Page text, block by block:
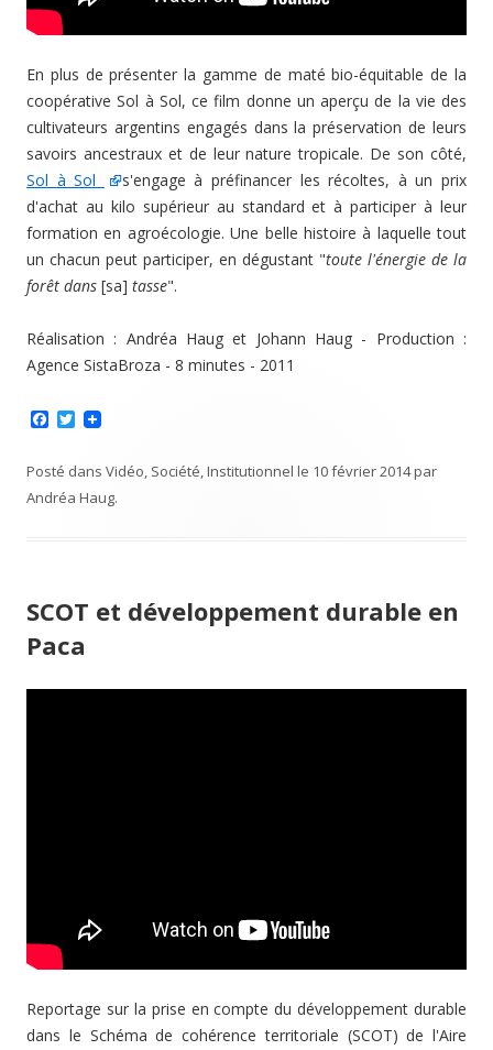
En plus de présenter la gamme de maté bio-équitable de la
coopérative Sol à Sol, ce film donne un aperçu de la vie des
cultivateurs argentins engagés dans la préservation de leurs
savoirs ancestraux et de leur nature tropicale. De son côté,
Sol à Sol
s'engage à préfinancer les récoltes, à un prix
d'achat au kilo supérieur au standard et à participer à leur
formation en agroécologie. Une belle histoire à laquelle tout
un chacun peut participer, en dégustant "toute l'énergie de la
forêt dans [sa] tasse".
Réalisation : Andréa Haug et Johann Haug - Production :
Agence SistaBroza - 8 minutes - 2011
a
e
b
o
T
w
t
t
e
Posté dans Vidéo, Société,Institutionnel le 10 février 2014par
Andréa Haug.
SCOT et développement durable en
Paca
Reportage sur la prise en compte du développement durable
dans le Schéma de cohérence territoriale (SCOT) de l'Aire